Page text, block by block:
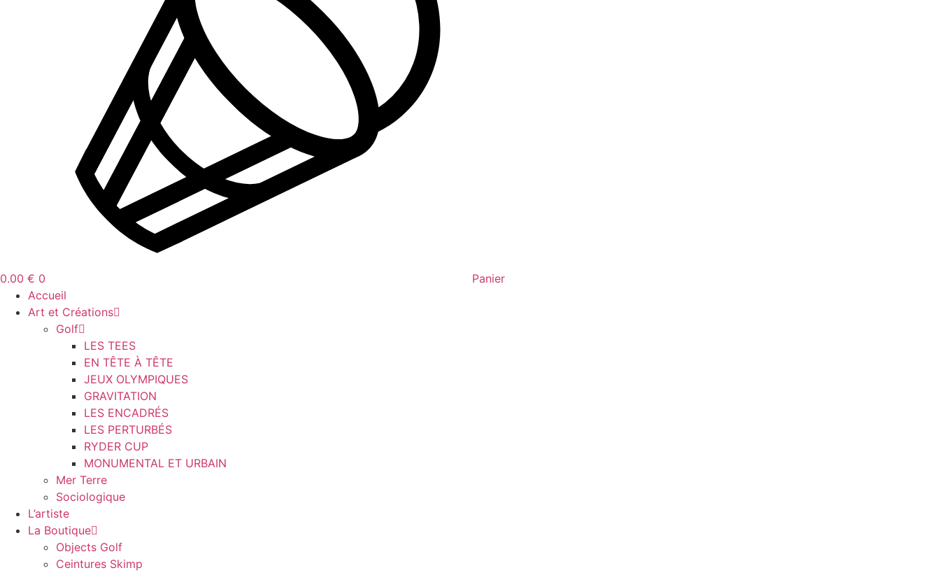
0.00 € 0
Panier
Accueil
Art et Créations
Golf
LES TEES
EN TÊTE À TÊTE
JEUX OLYMPIQUES
GRAVITATION
LES ENCADRÉS
LES PERTURBÉS
RYDER CUP
MONUMENTAL ET URBAIN
Mer Terre
Sociologique
L’artiste
La Boutique
Objects Golf
Ceintures Skimp